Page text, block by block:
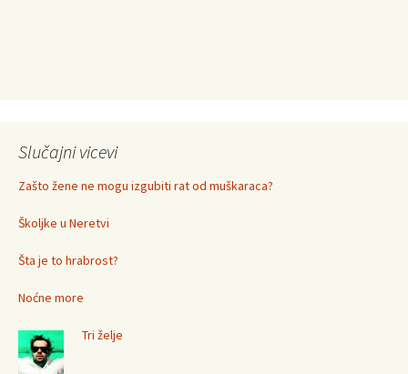
Slučajni vicevi
Zašto žene ne mogu izgubiti rat od muškaraca?
Školjke u Neretvi
Šta je to hrabrost?
Noćne more
Tri želje